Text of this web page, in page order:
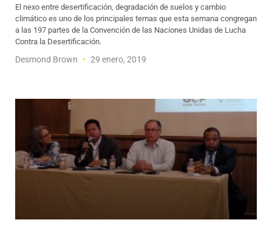
El nexo entre desertificación, degradación de suelos y cambio
climático es uno de los principales temas que esta semana congregan
a las 197 partes de la Convención de las Naciones Unidas de Lucha
Contra la Desertificación.
Desmond Brown 29 enero, 2019